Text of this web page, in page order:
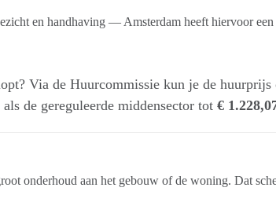
en handhaving — Amsterdam heeft hiervoor
Via de Huurcommissie kun je de
de gereguleerde middensector tot €
onderhoud aan het gebouw of de woning. Dat